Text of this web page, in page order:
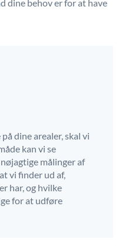
dine behov er for at have
dine arealer, skal vi
kan vi se
målinger af
vi finder ud af,
har, og hvilke
for at udføre